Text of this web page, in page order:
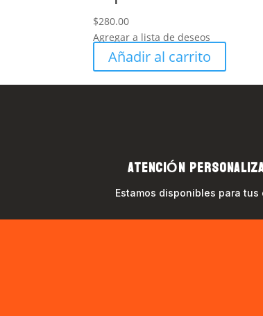
$280.00
Agregar a lista de deseos
Añadir al carrito
ATENCIÓN
Estamos disponibles para tus